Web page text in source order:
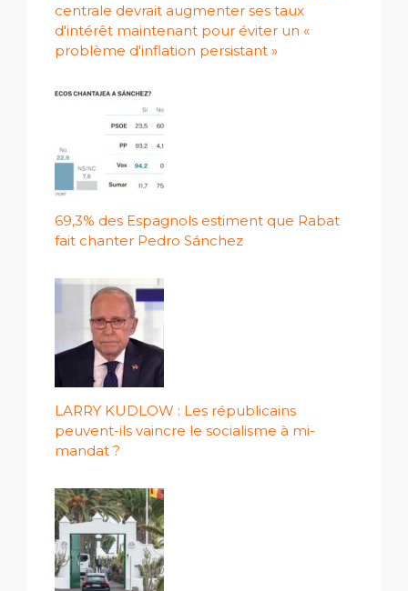
centrale devrait augmenter ses taux
d'intérêt maintenant pour éviter un «
problème d'inflation persistant »
69,3% des Espagnols estiment que Rabat
fait chanter Pedro Sánchez
LARRY KUDLOW : Les républicains
peuvent-ils vaincre le socialisme à mi-
mandat ?